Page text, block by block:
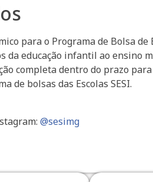
para o Programa de Bolsa
educação infantil ao ensino
completa dentro do prazo
de bolsas das Escolas SESI.
@sesimg